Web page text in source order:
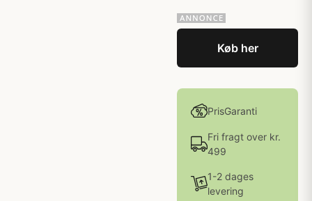
Køb her
PrisGaranti
Fri fragt over kr.
499
1-2 dages
levering